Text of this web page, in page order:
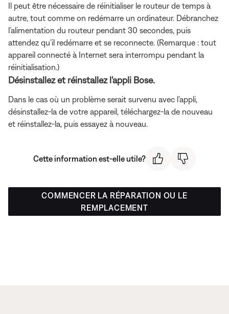
Il peut être nécessaire de réinitialiser le routeur de temps à
autre, tout comme on redémarre un ordinateur. Débranchez
l’alimentation du routeur pendant 30 secondes, puis
attendez qu’il redémarre et se reconnecte. (Remarque : tout
appareil connecté à Internet sera interrompu pendant la
réinitialisation.)
Désinstallez et réinstallez l'appli Bose.
Dans le cas où un problème serait survenu avec l’appli,
désinstallez-la de votre appareil, téléchargez-la de nouveau
et réinstallez-la, puis essayez à nouveau.
Cette information est-elle utile?
COMMENCER LA RÉPARATION OU LE
REMPLACEMENT